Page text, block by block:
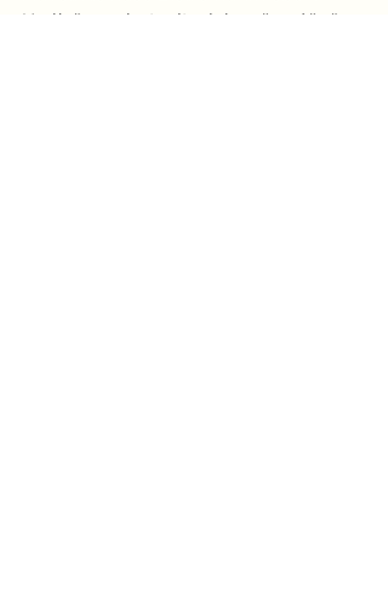
Karlíně a ochutnejte, jak naše vášeň